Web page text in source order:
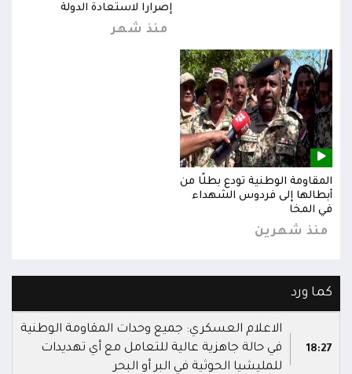
إصرارا لاستعادة الدولة
منذ شهر
المقاومة الوطنية تودع بطلًا من
أبطالها إلى فردوس الشهداء
في المخا
منذ شهرين
كما ورد
18:27
الاعلام العسكري: جميع وحدات المقاومة الوطنية
في حالة جاهزية عالية للتعامل مع أي تهديدات
للمليشيا الحوثية في البر أو البحر